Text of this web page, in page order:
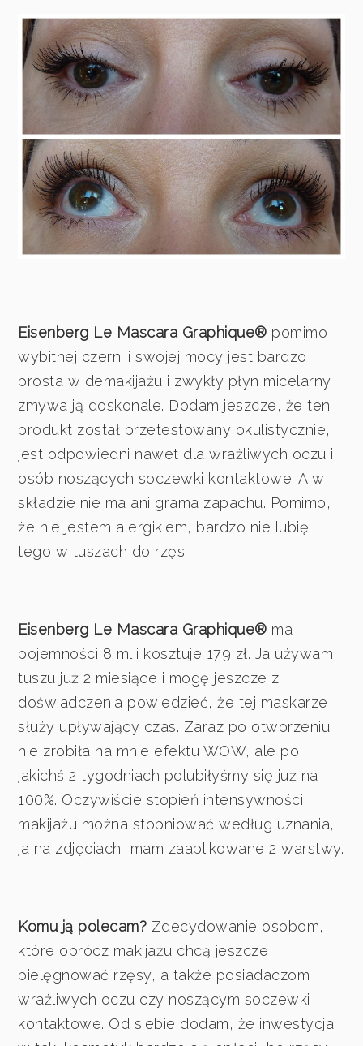
Eisenberg Le Mascara Graphique® pomimo
wybitnej czerni i swojej mocy jest bardzo
prosta w demakijażu i zwykły płyn micelarny
zmywa ją doskonale. Dodam jeszcze, że ten
produkt został przetestowany okulistycznie,
jest odpowiedni nawet dla wrażliwych oczu i
osób noszących soczewki kontaktowe. A w
składzie nie ma ani grama zapachu. Pomimo,
że nie jestem alergikiem, bardzo nie lubię
tego w tuszach do rzęs.
Eisenberg Le Mascara Graphique® ma
pojemności 8 ml i kosztuje 179 zł. Ja używam
tuszu już 2 miesiące i mogę jeszcze z
doświadczenia powiedzieć, że tej maskarze
służy upływający czas. Zaraz po otworzeniu
nie zrobiła na mnie efektu WOW, ale po
jakichś 2 tygodniach polubiłyśmy się już na
100%. Oczywiście stopień intensywności
makijażu można stopniować według uznania,
ja na zdjęciach mam zaaplikowane 2 warstwy.
Komu ją polecam? Zdecydowanie osobom,
które oprócz makijażu chcą jeszcze
pielęgnować rzęsy, a także posiadaczom
wrażliwych oczu czy noszącym soczewki
kontaktowe. Od siebie dodam, że inwestycja